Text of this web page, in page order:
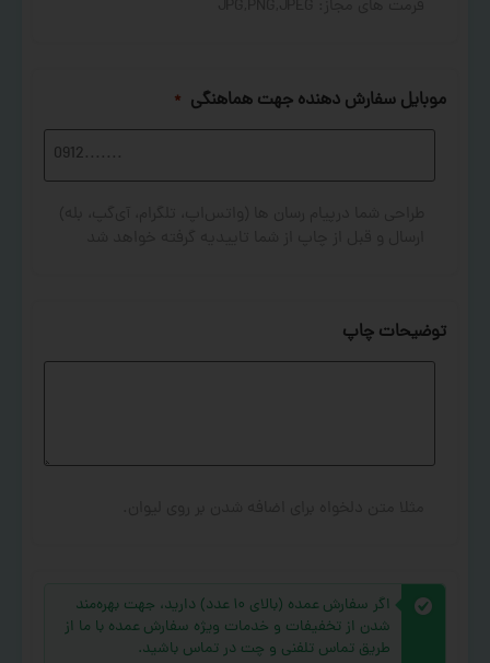
موبایل سفارش دهنده جهت هماهنگی *
توضیحات چاپ
اگر سفارش عمده (بالای ۱۰ عدد) دارید، جهت بهره‌مند
شدن از تخفیفات و خدمات ویژه سفارش عمده با ما از
طریق تماس تلفنی و چت در تماس باشید.